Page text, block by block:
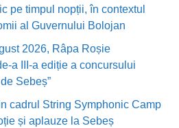
pe timpul nopții, în contextul
al Guvernului Bolojan
2026, Râpa Roșie
a III-a ediție a concursului
Sebeș”
cadrul String Symphonic Camp
și aplauze la Sebeș